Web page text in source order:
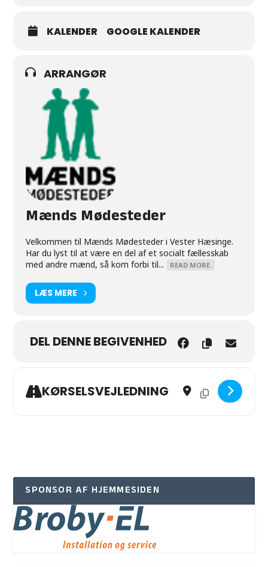
KALENDER GOOGLE KALENDER
ARRANGØR
Mænds Mødesteder
Velkommen til Mænds Mødesteder i Vester Hæsinge.
Har du lyst til at være en del af et socialt fællesskab
med andre mænd, så kom forbi til...
READ MORE.
LÆS MERE
DEL DENNE BEGIVENHED
KØRSELSVEJLEDNING Address - MÆNDS
Destination
SPONSOR AF HJEMMESIDEN